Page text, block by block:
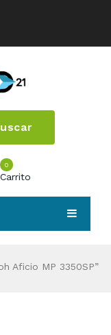
0
Carrito
Aficio MP 3350SP”